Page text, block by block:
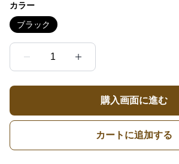
カラー
ブラック
1
購入画面に進む
カートに追加する